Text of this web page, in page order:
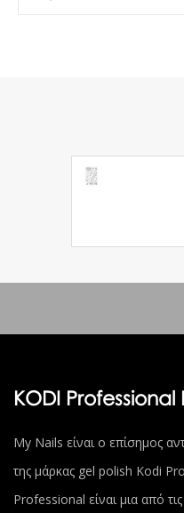
KODI
My Nails είναι ο επίσημος
της μάρκας gel polish Kodi
Professional είναι μια από